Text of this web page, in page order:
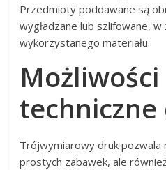
Przedmioty poddawane są
wygładzane lub szlifowane, w
wykorzystanego materiału.
Możliwości
Trójwymiarowy druk pozwala
prostych zabawek, ale